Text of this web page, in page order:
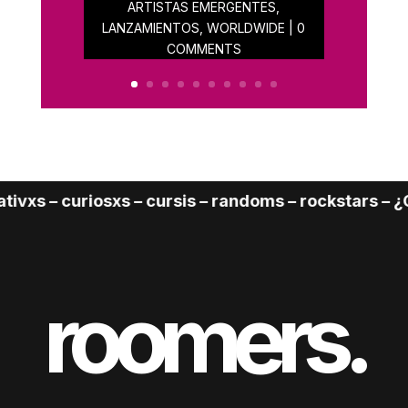
ARTISTAS EMERGENTES
LANZAMIENTOS ,WORLDWIDE | 0
COMMENTS
curiosxs – cursis – randoms – rockstars – ¿Cuál
roomers.